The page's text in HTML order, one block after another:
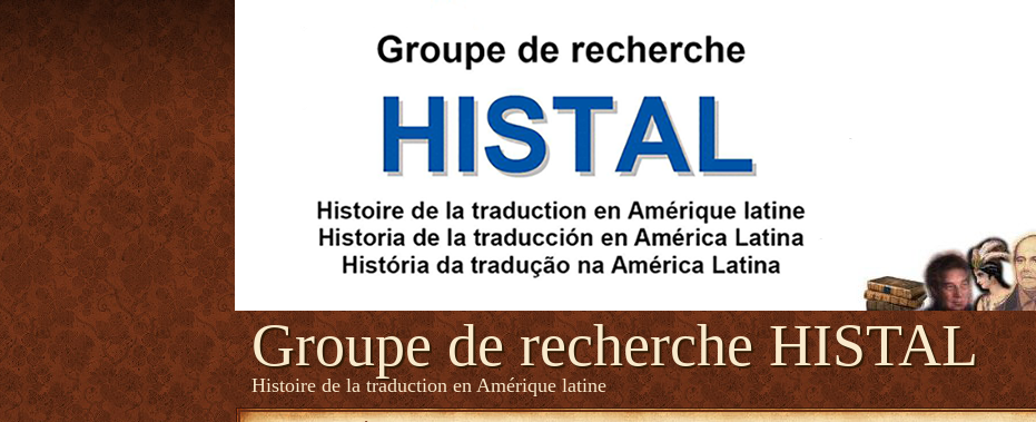
Groupe de recherche HISTAL
Histoire de la traduction en Amérique latine